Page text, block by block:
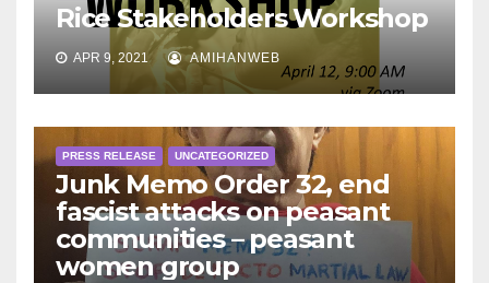
Rice Stakeholders Workshop
APR 9, 2021 AMIHANWEB
PRESS RELEASE UNCATEGORIZED
Junk Memo Order 32, end
fascist attacks on peasant
communities – peasant
women group